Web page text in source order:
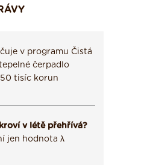
v programu Čistá
čerpadlo
tisíc korun
v létě přehřívá?
jen hodnota λ